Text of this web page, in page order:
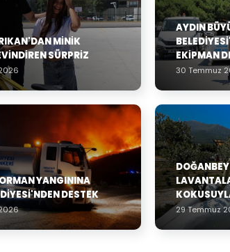
MINIK
SÜRPRIZ
AYDIN
EKIPMAN
30 Temmuz
YANGININA
DESTEK
29 Temmuz